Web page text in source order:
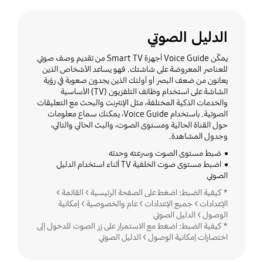
الدليل الصوتي
يمكّن Voice Guide أجهزة Smart TV من تقديم وصف صوتي
للعناصر المعروضة على شاشتك. فهو يساعد الأشخاص الذين
يعانون من ضعف البصر أو أولئك الذين يجدون صعوبة في رؤية
الشاشة على استخدام وظائف التلفزيون (TV) الأساسية
والخدمات الذكية المختلفة، مثل الإنترنت والبحث مع التعليقات
الصوتية. باستخدام Voice Guide، يمكنك سماع معلومات
حول القناة الحالية ومستوى الصوت، والبث الحالي والتالي،
وجدول المشاهدة.
ضبط مستوى الصوت وسرعته وحدته
اضبط مستوى صوت الخلفية TV أثناء استخدام الدليل
الصوتي
* كيفية الضبط: اضغط على الصفحة الرئيسية > القائمة >
الإعدادات > جميع الإعدادات > عام والخصوصية > إمكانية
الوصول > الدليل الصوتي
* كيفية الضبط: اضغط مع الاستمرار على زر الصوت للدخول إلى
اختصارات إمكانية الوصول > الدليل الصوتي